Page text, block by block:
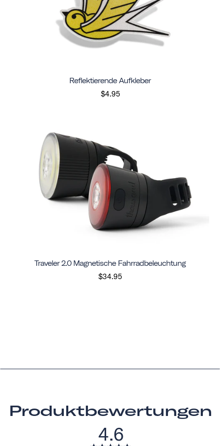
Reflektierende Aufkleber
$4.95
Traveler 2.0 Magnetische Fahrradbeleuchtung
$34.95
Produktbewertungen
4.6